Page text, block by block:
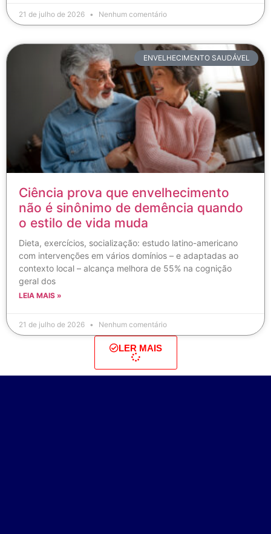
21 de julho de 2026 Nenhum comentário
ENVELHECIMENTO SAUDÁVEL
Ciência prova que envelhecimento
não é sinônimo de demência quando
o estilo de vida muda
Dieta, exercícios, socialização: estudo latino-americano
com intervenções em vários domínios – e adaptadas ao
contexto local – alcança melhora de 55% na cognição
geral dos
LEIA MAIS »
21 de julho de 2026 Nenhum comentário
LER MAIS